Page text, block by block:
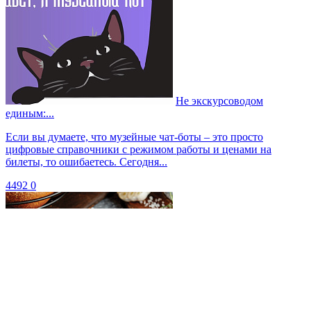
Не экскурсоводом
единым:...
Если вы думаете, что музейные чат-боты – это просто
цифровые справочники с режимом работы и ценами на
билеты, то ошибаетесь. Сегодня...
4492 0